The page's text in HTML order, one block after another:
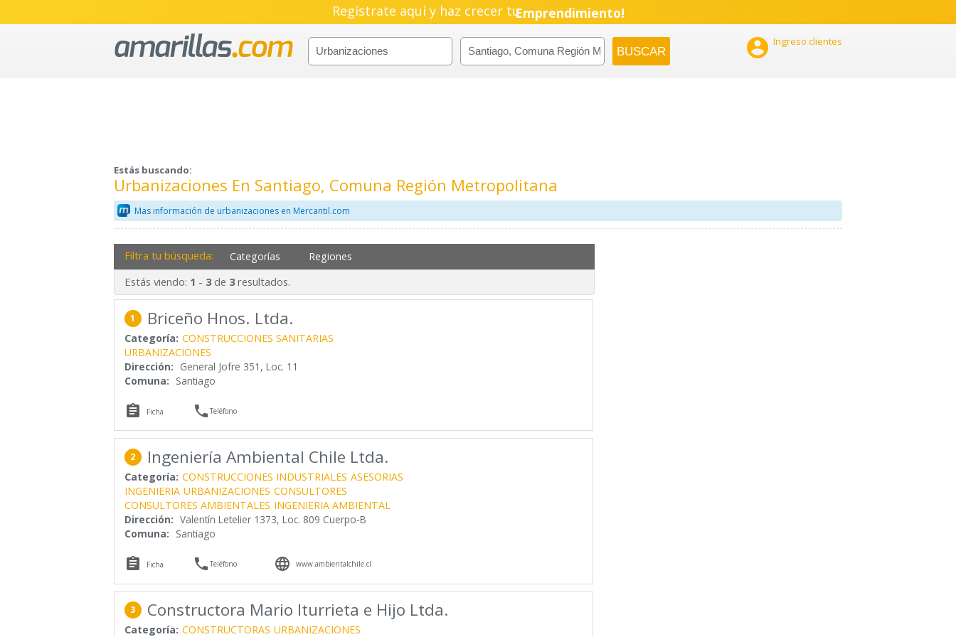
Regístrate aquí y haz crecer tuEmprendimiento!
 Ingreso clientes
Estás buscando:
Urbanizaciones En Santiago, Comuna Región Metropolitana
Mas información de urbanizaciones en Mercantil.com
Filtra tu búsqueda: Categorías Regiones
Estás viendo: 1 - 3de 3resultados.
1 Briceño Hnos. Ltda.
Categoría: CONSTRUCCIONES SANITARIAS
URBANIZACIONES
Dirección: General Jofre 351, Loc. 11
Comuna: Santiago
 Ficha Teléfono
2 Ingeniería Ambiental Chile Ltda.
Categoría: CONSTRUCCIONES INDUSTRIALES ASESORIAS
INGENIERIA URBANIZACIONES CONSULTORES
CONSULTORES AMBIENTALES INGENIERIA AMBIENTAL
Dirección: Valentín Letelier 1373, Loc. 809 Cuerpo-B
Comuna: Santiago
 Ficha Teléfono  www.ambientalchile.cl
3 Constructora Mario Iturrieta e Hijo Ltda.
Categoría: CONSTRUCTORAS URBANIZACIONES